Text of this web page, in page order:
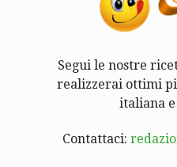
Segui le nostre
realizzerai ottimi
italiana
Contattaci: